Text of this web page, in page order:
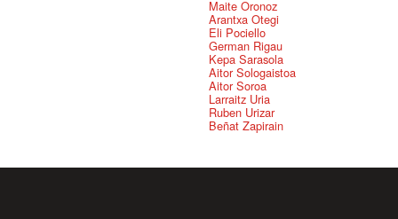
Maite Oronoz
Arantxa Otegi
Eli Pociello
German Rigau
Kepa Sarasola
Aitor Sologaistoa
Aitor Soroa
Larraitz Uria
Ruben Urizar
Beñat Zapirain